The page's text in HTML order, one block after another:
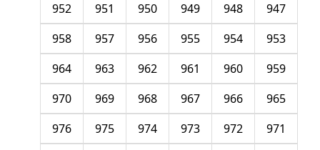
947
948
949
950
951
952
953
954
955
956
957
958
959
960
961
962
963
964
965
966
967
968
969
970
971
972
973
974
975
976